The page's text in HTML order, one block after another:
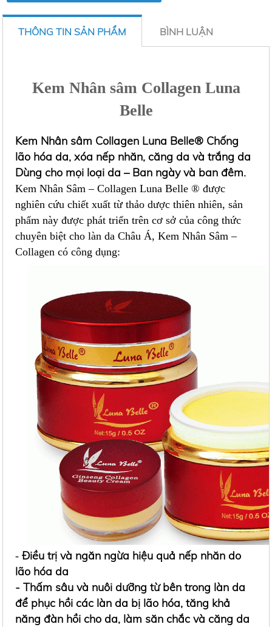
THÔNG TIN SẢN PHẨM BÌNH LUẬN
Kem Nhân sâm Collagen Luna
Belle
Kem Nhân sâm Collagen Luna Belle® Chống
lão hóa da, xóa nếp nhăn, căng da và trắng da
Dùng cho mọi loại da – Ban ngày và ban đêm.
Kem Nhân Sâm – Collagen Luna Belle ® được
nghiên cứu chiết xuất từ thảo dược thiên nhiên, sản
phẩm này được phát triển trên cơ sở của công thức
chuyên biệt cho làn da Châu Á, Kem Nhân Sâm –
Collagen có công dụng:
-Điều trị và ngăn ngừa hiệu quả nếp nhăn do
lão hóa da
- Thấm sâu và nuôi dưỡng từ bên trong làn da
để phục hồi các làn da bị lão hóa, tăng khả
năng đàn hồi cho da, làm săn chắc và căng da